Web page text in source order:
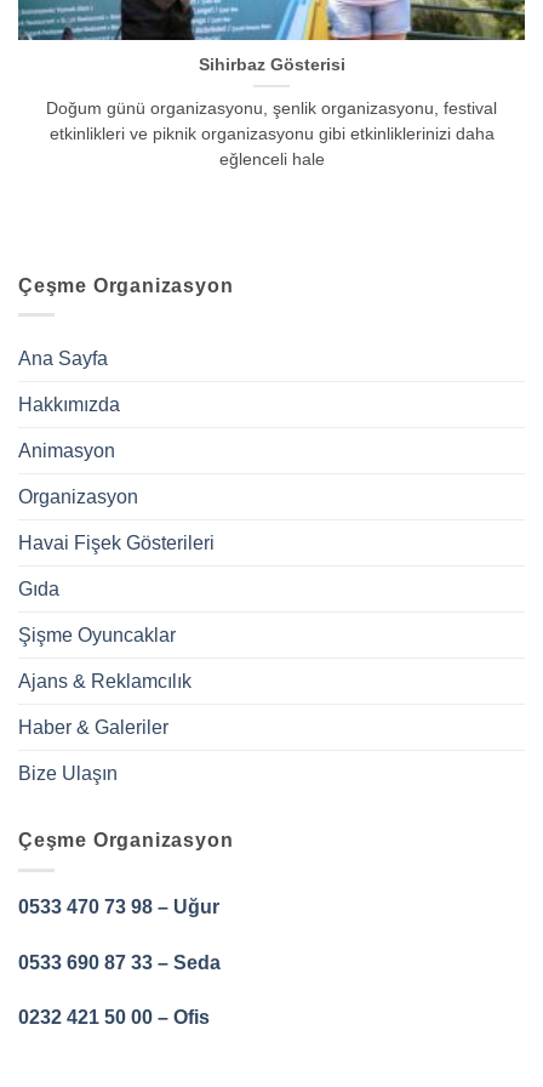
Sihirbaz Gösterisi
Doğum günü organizasyonu, şenlik organizasyonu, festival
etkinlikleri ve piknik organizasyonu gibi etkinliklerinizi daha
eğlenceli hale
Çeşme Organizasyon
Ana Sayfa
Hakkımızda
Animasyon
Organizasyon
Havai Fişek Gösterileri
Gıda
Şişme Oyuncaklar
Ajans & Reklamcılık
Haber & Galeriler
Bize Ulaşın
Çeşme Organizasyon
0533 470 73 98 – Uğur
0533 690 87 33 – Seda
0232 421 50 00 – Ofis